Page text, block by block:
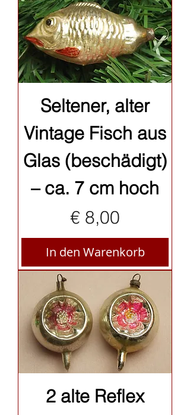
Seltener, alter
Vintage Fisch aus
Glas (beschädigt)
– ca. 7 cm hoch
Preis
€ 8,00
In den Warenkorb
2 alte Reflex